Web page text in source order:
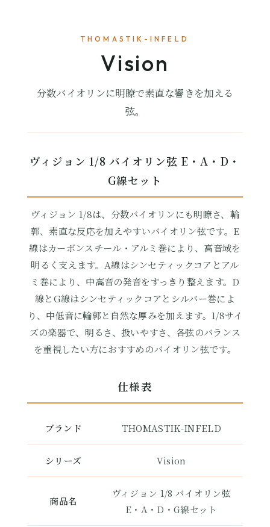
THOMASTIK-INFELD
Vision
分数バイオリンに明瞭で素直な響きを加える
弦。
ヴィジョン 1/8 バイオリン弦 E・A・D・
G線セット
ヴィジョン 1/8は、分数バイオリンにも明瞭さ、輪
郭、素直な反応を加えやすいバイオリン弦です。E
線はカーボンスチール・アルミ巻により、高音域を
明るく支えます。A線はシンセティックコアとアル
ミ巻により、中高音の発音をすっきり整えます。D
線とG線はシンセティックコアとシルバー巻によ
り、中低音に輪郭と自然な厚みを加えます。1/8サイ
ズの楽器で、明るさ、扱いやすさ、各弦のバランス
を重視したい方におすすめのバイオリン弦です。
仕様表
ブランド THOMASTIK-INFELD
シリーズ Vision
商品名
ヴィジョン 1/8 バイオリン弦
E・A・D・G線セット